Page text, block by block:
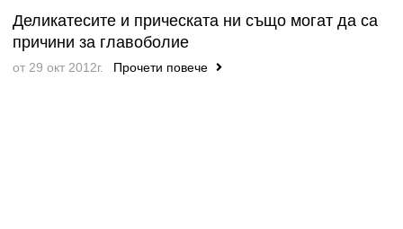
Деликатесите и прическата ни също могат да са
причини за главоболие
от 29 окт 2012г. Прочети повече